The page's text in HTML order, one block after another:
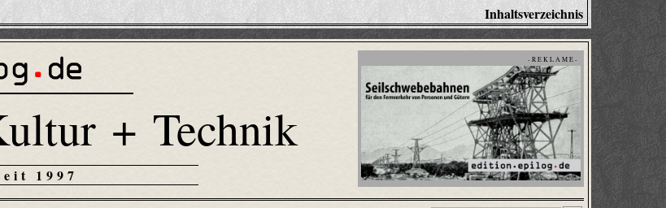
Inhaltsverzeichnis
+ Technik
1997
- R E K L A M E -